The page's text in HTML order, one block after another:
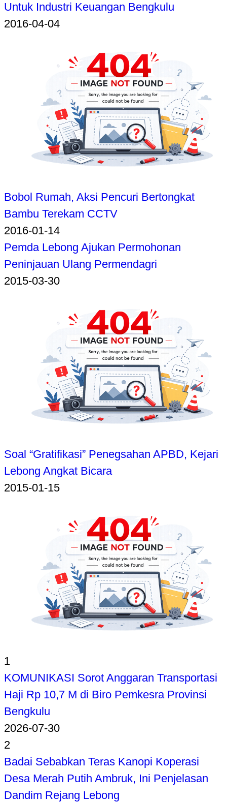
Untuk Industri Keuangan Bengkulu
2016-04-04
Bobol Rumah, Aksi Pencuri Bertongkat
Bambu Terekam CCTV
2016-01-14
Pemda Lebong Ajukan Permohonan
Peninjauan Ulang Permendagri
2015-03-30
Soal “Gratifikasi” Penegsahan APBD, Kejari
Lebong Angkat Bicara
2015-01-15
1
KOMUNIKASI Sorot Anggaran Transportasi
Haji Rp 10,7 M di Biro Pemkesra Provinsi
Bengkulu
2026-07-30
2
Badai Sebabkan Teras Kanopi Koperasi
Desa Merah Putih Ambruk, Ini Penjelasan
Dandim Rejang Lebong